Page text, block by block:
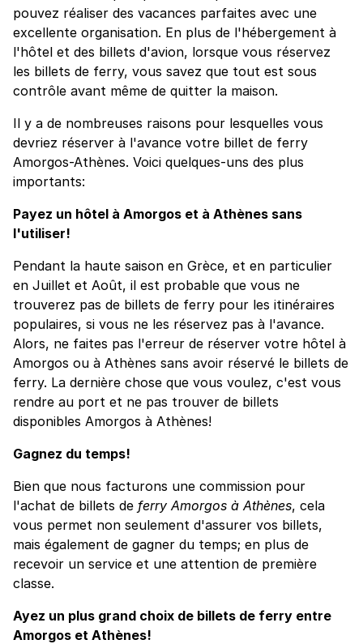
pouvez réaliser des vacances parfaites avec une
excellente organisation. En plus de l'hébergement à
l'hôtel et des billets d'avion, lorsque vous réservez
les billets de ferry, vous savez que tout est sous
contrôle avant même de quitter la maison.
Il y a de nombreuses raisons pour lesquelles vous
devriez réserver à l'avance votre billet de ferry
Amorgos-Athènes. Voici quelques-uns des plus
importants:
Payez un hôtel à Amorgos et à Athènes sans
l'utiliser!
Pendant la haute saison en Grèce, et en particulier
en Juillet et Août, il est probable que vous ne
trouverez pas de billets de ferry pour les itinéraires
populaires, si vous ne les réservez pas à l'avance.
Alors, ne faites pas l'erreur de réserver votre hôtel à
Amorgos ou à Athènes sans avoir réservé le billets de
ferry. La dernière chose que vous voulez, c'est vous
rendre au port et ne pas trouver de billets
disponibles Amorgos à Athènes!
Gagnez du temps!
Bien que nous facturons une commission pour
l'achat de billets de ferry Amorgos à Athènes, cela
vous permet non seulement d'assurer vos billets,
mais également de gagner du temps; en plus de
recevoir un service et une attention de première
classe.
Ayez un plus grand choix de billets de ferry entre
Amorgos et Athènes!